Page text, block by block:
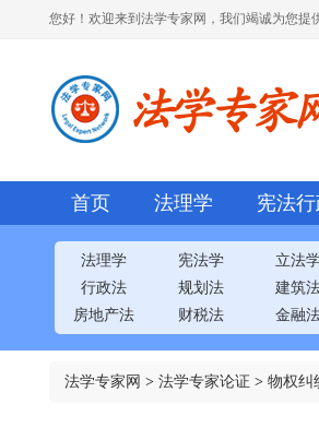
您好！欢迎来到法学专家网，我们竭诚为您提
首页 法理学 宪法
法理学 宪法学
立法
行政法
规划法
建筑
房地产法
财税法 金融
法学专家网 > 法学专家论证 > 物权纠